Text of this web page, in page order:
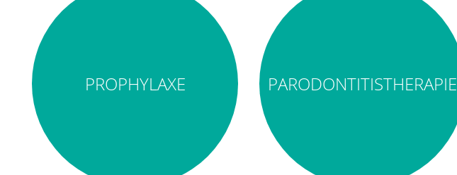
PROPHYLAXE PARODONTITISTHERAPIE